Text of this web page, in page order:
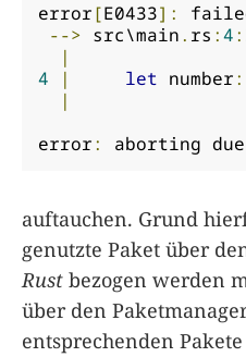
error[E0433]:
--> src\main. rs :4:
|
4
| let number:
|
error: aborting
auftauchen. Grund
genutzte Paket über
Rust bezogen werden
über den
entsprechenden